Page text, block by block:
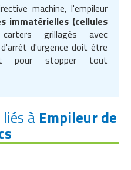
machine, l'empileur
immatérielles (cellules
grillagés avec
d'urgence doit être
pour stopper tout
à Empileur de